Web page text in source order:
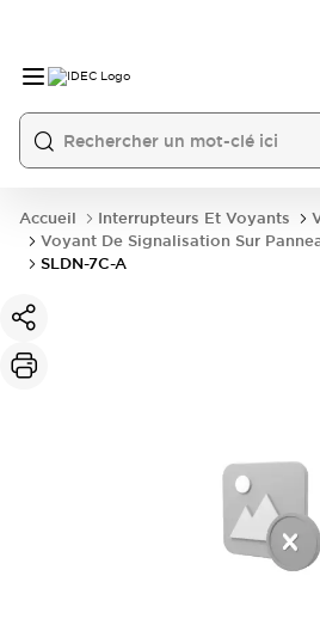
Accueil Interrupteurs Et Voyants
Voyant De Signalisation Sur
SLDN-7C-A